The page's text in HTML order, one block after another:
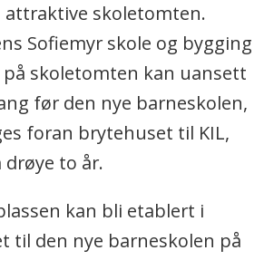
kroner av disse
ble gitt til fire skoler i
kommune:
skole har fått 80.000
ambassadør, bålplass med
ungdomsskole
har fått 240.000 kroner til
attraktive skoletomten.
Sofiemyr skole og bygging
på skoletomten kan uansett
før den nye barneskolen,
foran brytehuset til KIL,
to år.
kan bli etablert i
til den nye barneskolen på